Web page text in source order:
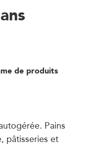
de produits
Pains
pâtisseries et